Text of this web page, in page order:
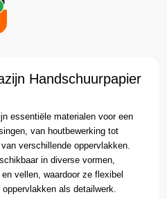
Handschuurpapier
essentiële materialen voor een
van houtbewerking tot
verschillende oppervlakken.
in diverse vormen,
vellen, waardoor ze flexibel
als detailwerk.